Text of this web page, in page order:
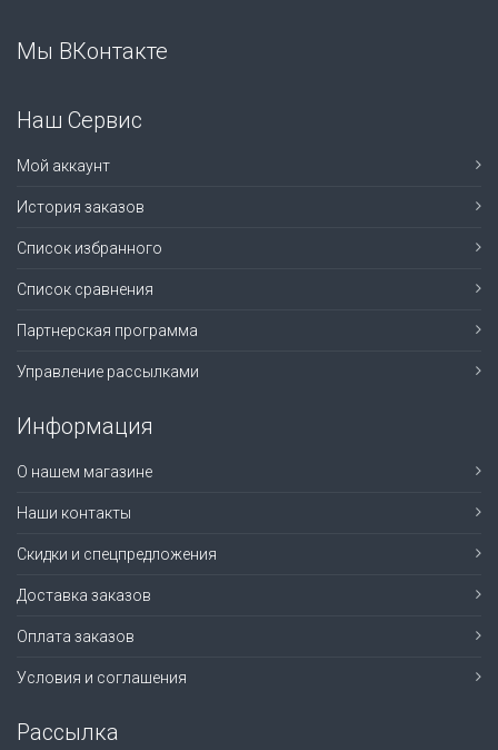
Мы ВКонтакте
Наш Сервис
Мой аккаунт
История заказов
Список избранного
Список сравнения
Партнерская программа
Управление рассылками
Информация
О нашем магазине
Наши контакты
Скидки и спецпредложения
Доставка заказов
Оплата заказов
Условия и соглашения
Рассылка